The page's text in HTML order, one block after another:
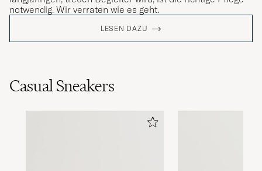
notwendig. Wir verraten wie es geht.
LESEN DAZU
Casual Sneakers